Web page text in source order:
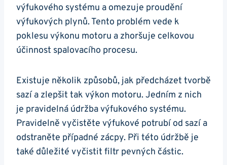
výfukového systému a omezuje ‌proudění
výfukových ​plynů. Tento‍ problém vede k
⁣poklesu výkonu⁢ motoru a⁣ zhoršuje celkovou
účinnost spalovacího procesu.
Existuje několik způsobů, jak předcházet ‌tvorbě
sazí a zlepšit⁣ tak výkon​ motoru. ​Jedním z nich
je pravidelná údržba výfukového systému.
Pravidelně vyčistěte výfukové potrubí ⁣od sazí a
odstraněte‍ případné zácpy. ‌Při‍ této⁣ údržbě je
také⁤ důležité vyčistit filtr ‌pevných částic.